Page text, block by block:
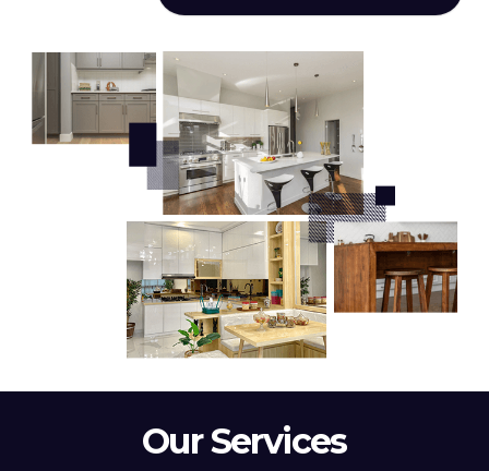
Our Services